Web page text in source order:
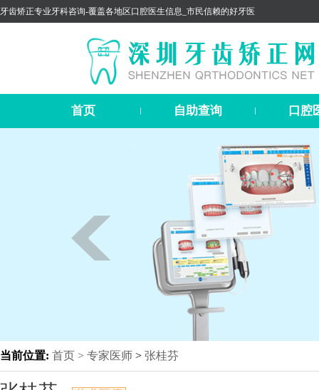
牙齿矫正专业牙科咨询-覆盖各地区口腔医生信息_市民信赖的好牙医
首页 自助查询 口腔
当前位置: 首页 > 专家医师 > 张桂芬